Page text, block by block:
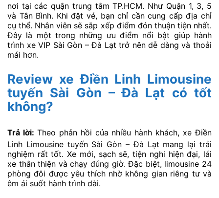
nơi tại các quận trung tâm TP.HCM. Như Quận 1, 3, 5
và Tân Bình. Khi đặt vé, bạn chỉ cần cung cấp địa chỉ
cụ thể. Nhân viên sẽ sắp xếp điểm đón thuận tiện nhất.
Đây là một trong những ưu điểm nổi bật giúp hành
trình xe VIP Sài Gòn – Đà Lạt trở nên dễ dàng và thoải
mái hơn.
Review xe Điền Linh Limousine
tuyến Sài Gòn – Đà Lạt có tốt
không?
Trả lời: Theo phản hồi của nhiều hành khách, xe Điền
Linh Limousine tuyến Sài Gòn – Đà Lạt mang lại trải
nghiệm rất tốt. Xe mới, sạch sẽ, tiện nghi hiện đại, lái
xe thân thiện và chạy đúng giờ. Đặc biệt, limousine 24
phòng đôi được yêu thích nhờ không gian riêng tư và
êm ái suốt hành trình dài.